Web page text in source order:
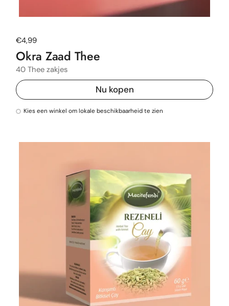
Normale prijs
€4,99
Okra Zaad Thee
40 Thee zakjes
Nu kopen
Kies een winkel om lokale beschikbaarheid te zien